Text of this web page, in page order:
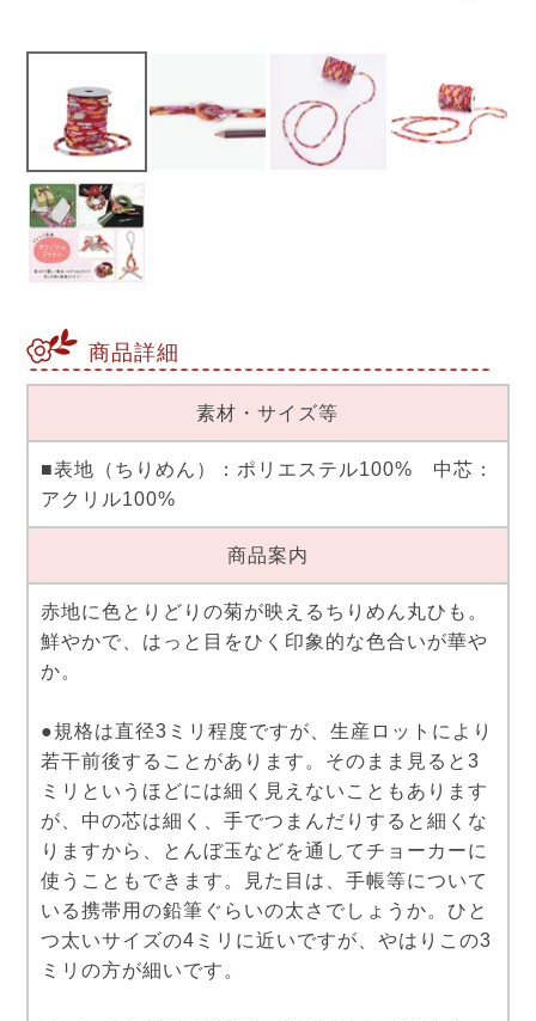
商品詳細
素材・サイズ等
■表地（ちりめん）：ポリエステル100% 中芯：
アクリル100%
商品案内
赤地に色とりどりの菊が映えるちりめん丸ひも。
鮮やかで、はっと目をひく印象的な色合いが華や
か。
●規格は直径3ミリ程度ですが、生産ロットにより
若干前後することがあります。そのまま見ると3
ミリというほどには細く見えないこともあります
が、中の芯は細く、手でつまんだりすると細くな
りますから、とんぼ玉などを通してチョーカーに
使うこともできます。見た目は、手帳等について
いる携帯用の鉛筆ぐらいの太さでしょうか。ひと
つ太いサイズの4ミリに近いですが、やはりこの3
ミリの方が細いです。